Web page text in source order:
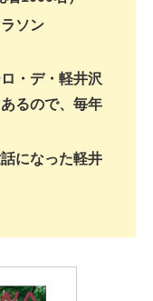
ソン
・デ・軽井沢
るので、毎年
になった軽井